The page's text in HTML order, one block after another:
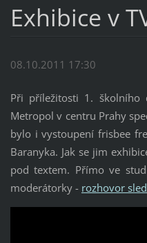
Exhibice v
08.10.2011 17:30
Při příležitosti 1. školního
Metropol v centru Prahy
bylo i vystoupení frisbee
Baranyka. Jak se jim
pod textem. Přímo ve
moderátorky - rozhovor